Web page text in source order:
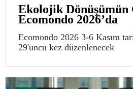
Ekolojik Dönüşümün
Ecomondo 2026’da
Ecomondo 2026 3-6 Kasım
29'uncu kez düzenlenecek